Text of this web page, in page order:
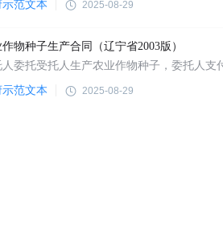
范文本 2025-08-29
作物种子生产合同（辽宁省2003版）
范文本 2025-08-29